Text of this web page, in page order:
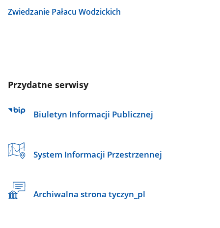
Zwiedzanie Pałacu Wodzickich
Przydatne serwisy
Biuletyn Informacji Publicznej
System Informacji Przestrzennej
Archiwalna strona tyczyn_pl